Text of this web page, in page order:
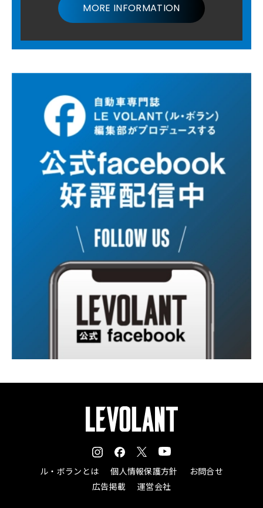
MORE INFORMATION
ル・ボランとは 個人情報保護方針
お問合せ
広告掲載
運営会社